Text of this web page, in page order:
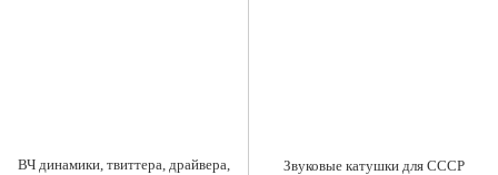
ВЧ динамики, твиттера, драйвера,
Звуковые катушки для СССР